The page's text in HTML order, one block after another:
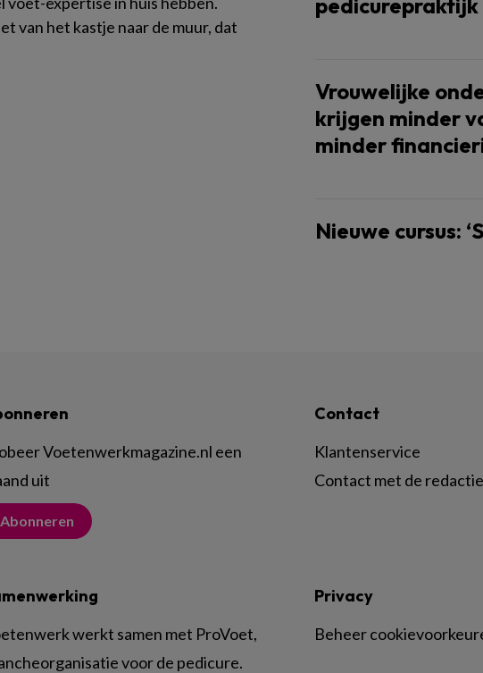
van het kastje naar de muur, dat
pedicurepraktijk
Vrouwelijke
krijgen minder
minder
Nieuwe cursus:
Voetenwerkmagazine.nl een
uit
Abonneren
Contact
Klantenservice
Contact met de redactie
werkt samen met ProVoet,
voor de pedicure.
Privacy
Beheer